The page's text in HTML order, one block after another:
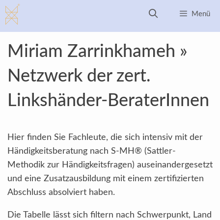
Zum
Inhalt
springen
Menü
Miriam Zarrinkhameh »
Netzwerk der zert.
Linkshänder-BeraterInnen
Hier finden Sie Fachleute, die sich intensiv mit der
Händigkeitsberatung nach S-MH® (Sattler-
Methodik zur Händigkeitsfragen) auseinandergesetzt
und eine Zusatzausbildung mit einem zertifizierten
Abschluss absolviert haben.
Die Tabelle lässt sich filtern nach Schwerpunkt, Land